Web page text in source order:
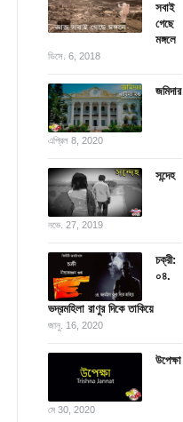
সবাই
গেছে
মঙ্গলে
ডিসে. 6, 2018
জমিদার
এপ্রিল 8, 2020
সন্দেহ
নভে. 27, 2019
চক্রী:
০৪.
ভদ্রমহিলা রাণুর দিকে তাকিয়ে
জানু. 16, 2020
উপেক্ষা
মে 30, 2020